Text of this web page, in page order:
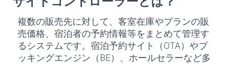
複数の販売先に対して、客室在庫やプランの販
売価格、宿泊者の予約情報等をまとめて管理す
るシステムです。宿泊予約サイト（OTA）やブ
ッキングエンジン（BE）、ホールセラーなど多